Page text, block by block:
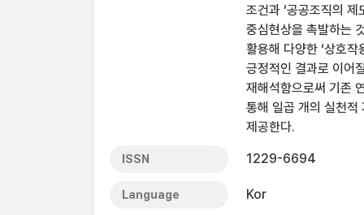
조건과 ‘공공조직의 제
중심현상을 촉발하는
활용해 다양한 ‘상호작
긍정적인 결과로 이어
재해석함으로써 기존
통해 일곱 개의 실천적
제공한다.
ISSN 1229-6694
Language Kor